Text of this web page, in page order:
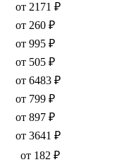
от 2171 ₽
от 260 ₽
от 995 ₽
от 505 ₽
от 6483 ₽
от 799 ₽
от 897 ₽
от 3641 ₽
от 182 ₽